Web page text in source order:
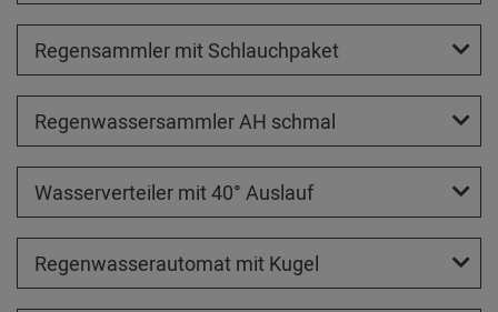
Regensammler mit Schlauchpaket
Regenwassersammler AH schmal
Wasserverteiler mit 40° Auslauf
Regenwasserautomat mit Kugel